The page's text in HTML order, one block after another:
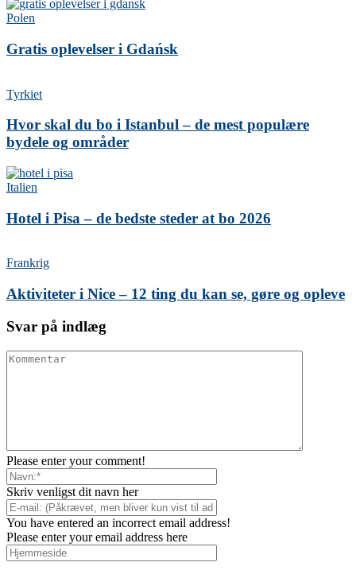
Polen
Gratis oplevelser i Gdańsk
Tyrkiet
Hvor skal du bo i Istanbul – de mest populære
bydele og områder
Italien
Hotel i Pisa – de bedste steder at bo 2026
Frankrig
Aktiviteter i Nice – 12 ting du kan se, gøre og opleve
Svar på indlæg
Please enter your comment!
Skriv venligst dit navn her
You have entered an incorrect email address!
Please enter your email address here